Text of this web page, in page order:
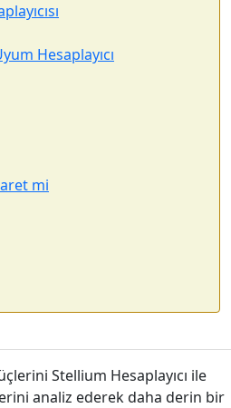
Hesaplayıcı
mi
Stellium Hesaplayıcı ile
analiz ederek daha derin bir